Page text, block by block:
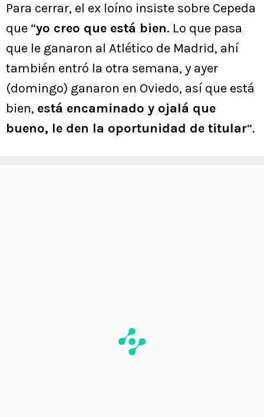
Para cerrar, el ex loíno insiste sobre Cepeda
que “yo creo que está bien. Lo que pasa
que le ganaron al Atlético de Madrid, ahí
también entró la otra semana, y ayer
(domingo) ganaron en Oviedo, así que está
bien, está encaminado y ojalá que
bueno, le den la oportunidad de titular“.